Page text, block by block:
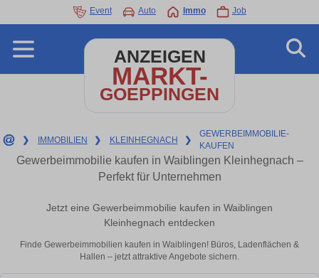
Event Auto Immo Job
ANZEIGEN
MARKT-
GOEPPINGEN
❯ IMMOBILIEN ❯ KLEINHEGNACH ❯
GEWERBEIMMOBILIE-
KAUFEN
Gewerbeimmobilie kaufen in Waiblingen Kleinhegnach –
Perfekt für Unternehmen
Jetzt eine Gewerbeimmobilie kaufen in Waiblingen
Kleinhegnach entdecken
Finde Gewerbeimmobilien kaufen in Waiblingen! Büros, Ladenflächen &
Hallen – jetzt attraktive Angebote sichern.